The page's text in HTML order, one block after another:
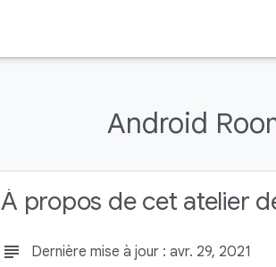
Android
À propos de cet atelier
subject Dernière mise à jour : avr. 29, 2021